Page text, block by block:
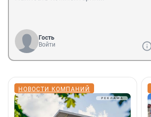
Гость
Войти
НОВОСТИ КОМПАНИЙ